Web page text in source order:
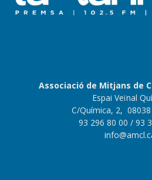
Associació de Mitjans de
Espai Veïnal
C/Química, 2,
93 296 80 00 / 93